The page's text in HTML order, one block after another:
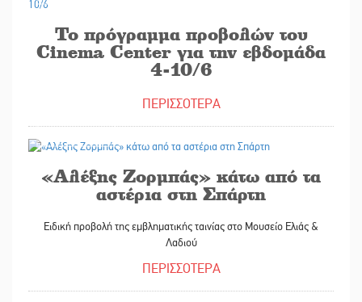
Το πρόγραμμα προβολών του
Cinema Center για την εβδομάδα
4-10/6
ΠΕΡΙΣΣΟΤΕΡΑ
«Αλέξης Ζορμπάς» κάτω από τα
αστέρια στη Σπάρτη
Ειδική προβολή της εμβληματικής ταινίας στο Μουσείο Ελιάς &
Λαδιού
ΠΕΡΙΣΣΟΤΕΡΑ